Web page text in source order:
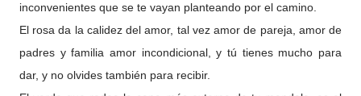
inconvenientes que se te vayan planteando por el camino.
El rosa da la calidez del amor, tal vez amor de pareja, amor de
padres y familia amor incondicional, y tú tienes mucho para
dar, y no olvides también para recibir.